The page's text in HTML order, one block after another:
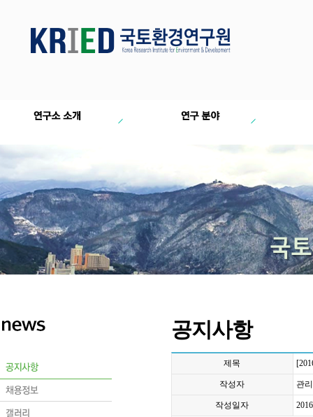
공지사항
제목
작성자 관
작성일자